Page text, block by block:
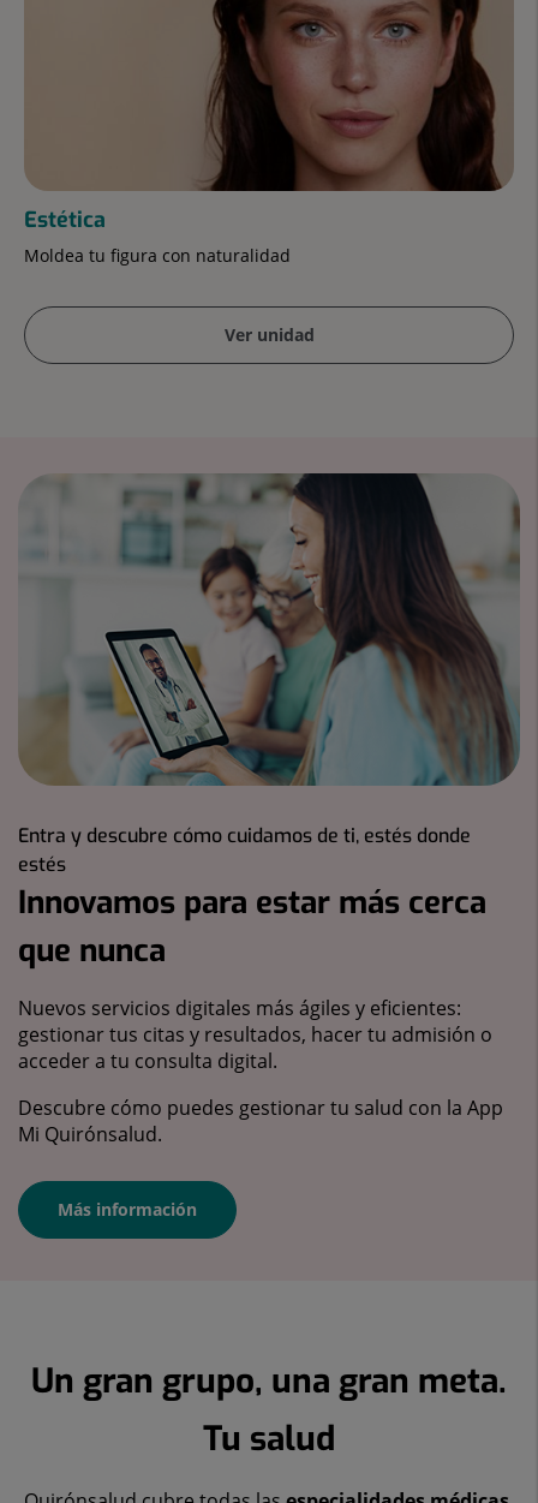
Estética
Moldea tu figura con naturalidad
Ver unidad
Número
Oncología médica
Ver especialidad
Innovamos para estar más cerca
que nunca
Entra y descubre cómo cuidamos de ti, estés donde
estés
Nuevos servicios digitales más ágiles y eficientes:
gestionar tus citas y resultados, hacer tu admisión o
acceder a tu consulta digital.
Descubre cómo puedes gestionar tu salud con la App
Mi Quirónsalud.
Más información
Un gran grupo, una gran meta.
Tu salud